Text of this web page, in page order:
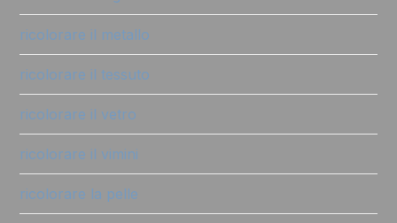
ricolorare il metallo
ricolorare il tessuto
ricolorare il vetro
ricolorare il vimini
ricolorare la pelle